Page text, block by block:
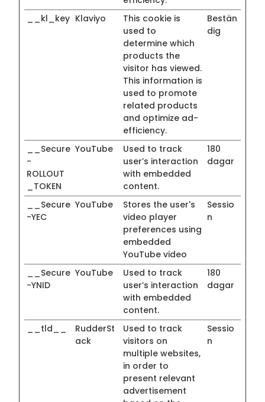
__kl_key Klaviyo
This cookie is
used to
determine which
products the
visitor has viewed.
This information is
used to promote
related products
and optimize ad-
efficiency.
Bestän
dig
__Secure
-
ROLLOUT
_TOKEN
YouTube
Used to track
user’s interaction
with embedded
content.
180
dagar
__Secure
-YEC
YouTube
Stores the user's
video player
preferences using
embedded
YouTube video
Sessio
n
__Secure
-YNID
YouTube
Used to track
user’s interaction
with embedded
content.
180
dagar
__tld__
RudderSt
ack
Used to track
visitors on
multiple websites,
in order to
present relevant
advertisement
Sessio
n